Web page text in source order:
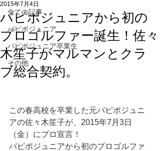
全ての記事
パピポジュニア
パピポジュニア卒業生
その他
パピポジュニアから初の
プロゴルファー誕生！佐々
木笙子がマルマンとクラ
ブ総合契約。
2015年7月4日
この春高校を卒業した元パピポジュニ
アの佐々木笙子が、2015年7月3日
（金）にプロ宣言！
パピポジュニアから初のプロゴルファ